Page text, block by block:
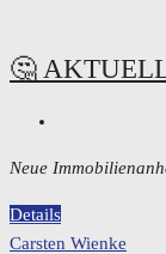
🤔
Neue
Details
Carsten Wienke